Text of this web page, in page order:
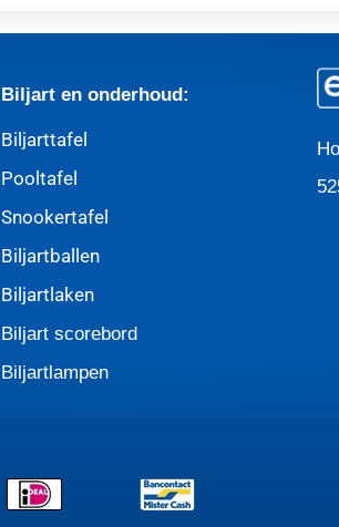
Biljart en onderhoud:
Biljarttafel
Pooltafel
Snookertafel
Biljartballen
Biljartlaken
Biljart scorebord
Biljartlampen